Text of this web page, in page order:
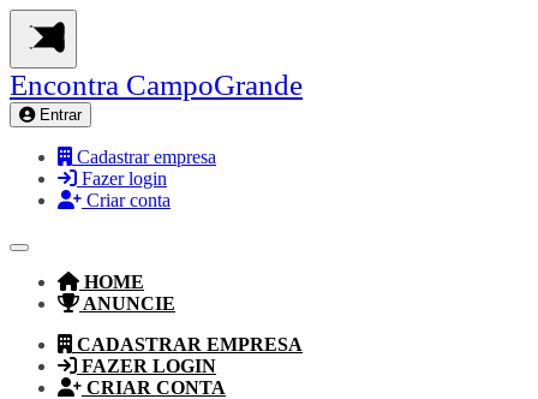
Encontra CampoGrande
Entrar
Cadastrar empresa
Fazer login
Criar conta
HOME
ANUNCIE
CADASTRAR EMPRESA
FAZER LOGIN
CRIAR CONTA